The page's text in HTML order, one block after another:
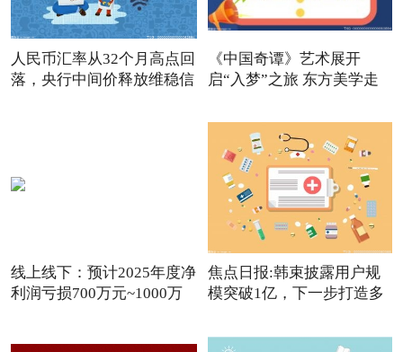
人民币汇率从32个月高点回
落，央行中间价释放维稳信
《中国奇谭》艺术展开
启“入梦”之旅 东方美学走
线上线下：预计2025年度净
利润亏损700万元~1000万
焦点日报:韩束披露用户规
模突破1亿，下一步打造多